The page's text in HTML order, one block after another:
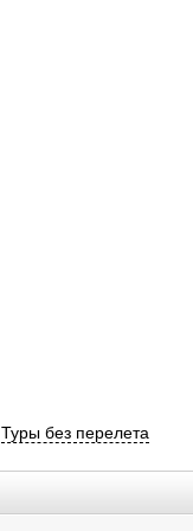
Туры без перелета